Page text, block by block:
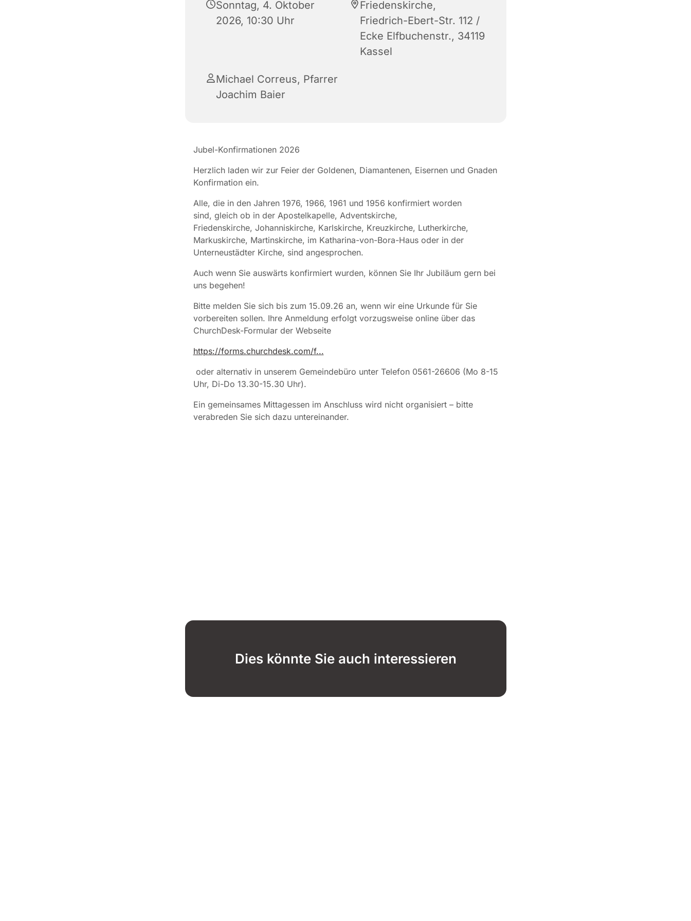
Sonntag, 4. Oktober
2026, 10:30 Uhr
Friedenskirche,
Friedrich-Ebert-Str. 112 /
Ecke Elfbuchenstr., 34119
Kassel
Michael Correus, Pfarrer
Joachim Baier
Jubel-Konfirmationen 2026
Herzlich laden wir zur Feier der Goldenen, Diamantenen, Eisernen und Gnaden
Konfirmation ein.
Alle, die in den Jahren 1976, 1966, 1961 und 1956 konfirmiert worden
sind, gleich ob in der Apostelkapelle, Adventskirche,
Friedenskirche, Johanniskirche, Karlskirche, Kreuzkirche, Lutherkirche,
Markuskirche, Martinskirche, im Katharina-von-Bora-Haus oder in der
Unterneustädter Kirche, sind angesprochen.
Auch wenn Sie auswärts konfirmiert wurden, können Sie Ihr Jubiläum gern bei
uns begehen!
Bitte melden Sie sich bis zum 15.09.26 an, wenn wir eine Urkunde für Sie
vorbereiten sollen. Ihre Anmeldung erfolgt vorzugsweise online über das
ChurchDesk-Formular der Webseite
https://forms.churchdesk.com/f...
oder alternativ in unserem Gemeindebüro unter Telefon 0561-26606 (Mo 8-15
Uhr, Di-Do 13.30-15.30 Uhr).
Ein gemeinsames Mittagessen im Anschluss wird nicht organisiert – bitte
verabreden Sie sich dazu untereinander.
Dies könnte Sie auch interessieren